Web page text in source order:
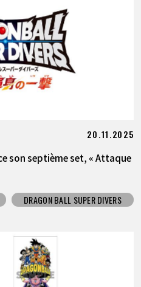
20.11.2025
son septième set, « Attaque
DRAGON BALL SUPER DIVERS